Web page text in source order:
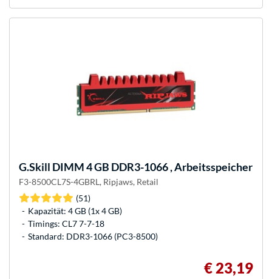
G.Skill DIMM 4 GB DDR3-1066 , Arbeitsspeicher
F3-8500CL7S-4GBRL, Ripjaws, Retail
(51)
Kapazität: 4 GB (1x 4 GB)
Timings: CL7 7-7-18
Standard: DDR3-1066 (PC3-8500)
€ 23,19